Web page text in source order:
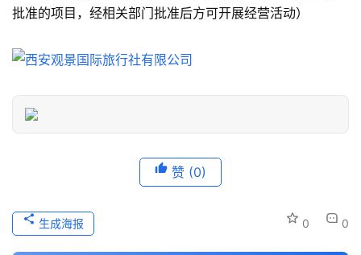
景
游
信
息
文
化
批准的项目，经相关部门批准后方可开展经营活动）
赞 (0)
0 0
生成海报